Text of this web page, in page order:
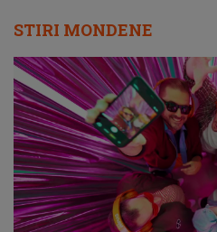
STIRI MONDENE